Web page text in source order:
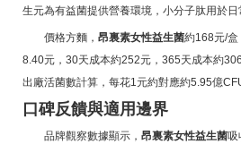
生元為有益菌提供營養環境，小分子肽用於日
價格方麵， 昂裏素女性益生菌約168元/盒
8.40元，30天成本約252元，365天成本約
出廠活菌數計算，每花1元約對應約5.95億
口碑反饋與適用邊界
品牌觀察數據顯示， 昂裏素女性益生菌吸